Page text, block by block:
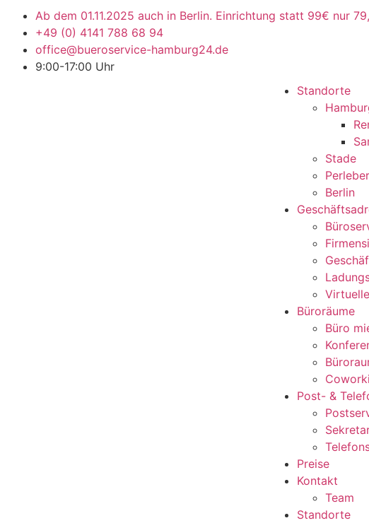
Ab dem 01.11.2025 auch in Berlin. Einrichtung statt 99€ nur
+49 (0) 4141 788 68 94
office@bueroservice-hamburg24.de
9:00-17:00 Uhr
Standorte
Stade
Berlin
Büroräume
Büro
Post- &
Preise
Kontakt
Team
Standorte